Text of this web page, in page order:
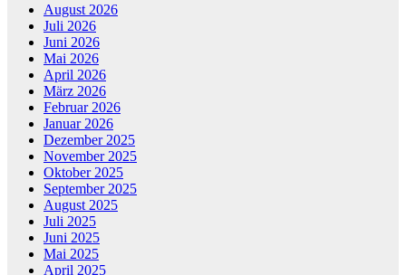
August 2026
Juli 2026
Juni 2026
Mai 2026
April 2026
März 2026
Februar 2026
Januar 2026
Dezember 2025
November 2025
Oktober 2025
September 2025
August 2025
Juli 2025
Juni 2025
Mai 2025
April 2025